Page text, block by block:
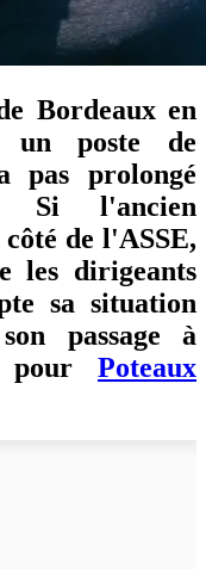
Bordeaux en
un poste de
pas prolongé
Si l'ancien
de l'ASSE,
les dirigeants
sa situation
passage à
pour Poteaux